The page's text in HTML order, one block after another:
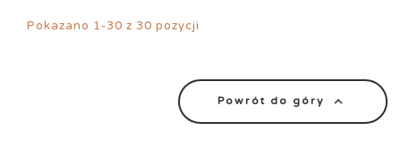
Pokazano 1-30 z 30 pozycji
Powrót do góry 